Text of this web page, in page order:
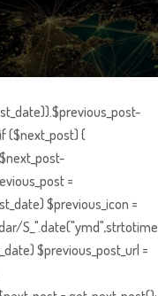
($next_post) {
=
$previous_icon =
$previous_post_url =